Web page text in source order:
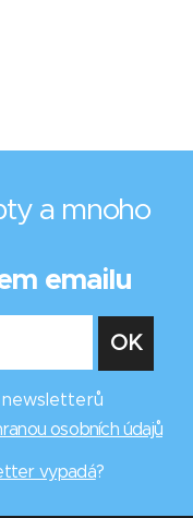
a mnoho
emailu
newsletterů
osobních údajů
vypadá?